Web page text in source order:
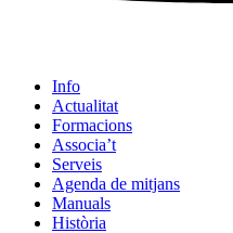
Info
Actualitat
Formacions
Associa’t
Serveis
Agenda de mitjans
Manuals
Història